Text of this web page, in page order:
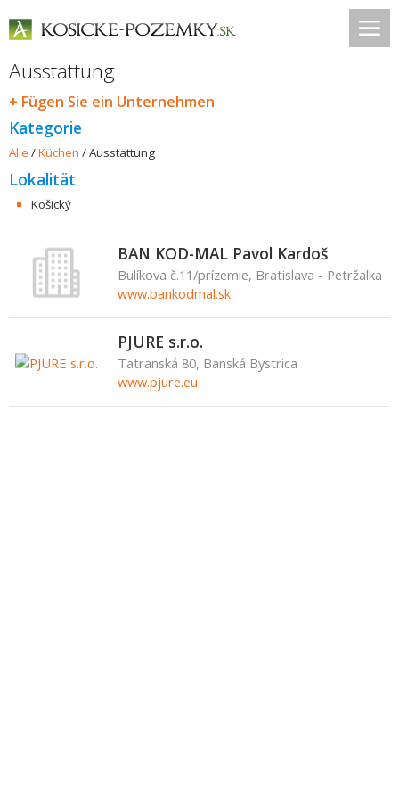
Ausstattung
+ Fügen Sie ein Unternehmen
Kategorie
Alle /Küchen /Ausstattung
Lokalität
Košický
BAN KOD-MAL Pavol Kardoš
Bulíkova č.11/prízemie, Bratislava - Petržalka
www.bankodmal.sk
PJURE s.r.o.
Tatranská 80, Banská Bystrica
www.pjure.eu